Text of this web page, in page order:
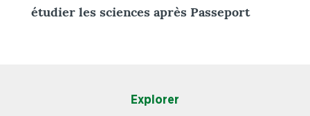
étudier les sciences après Passeport
Explorer